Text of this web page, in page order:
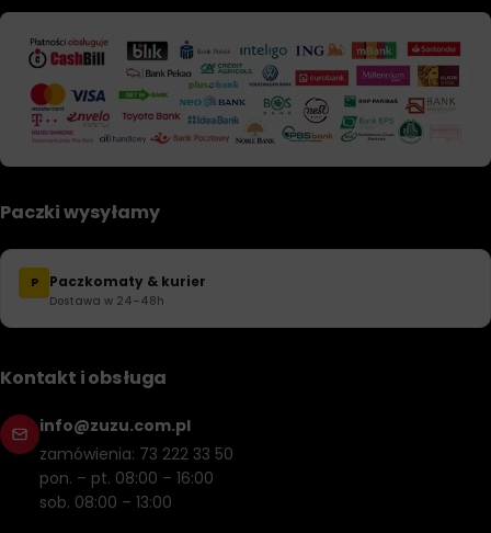
Paczki wysyłamy
P Paczkomaty & kurier
Dostawa w 24–48h
Kontakt i obsługa
info@zuzu.com.pl
zamówienia: 73 222 33 50
pon. – pt. 08:00 – 16:00
sob. 08:00 – 13:00